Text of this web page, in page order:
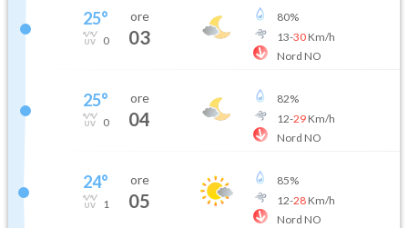
25°
0
ore
03
80%
13-30Km/h
Nord NO
25°
0
ore
04
82%
12-29Km/h
Nord NO
24°
1
ore
05
85%
12-28Km/h
Nord NO